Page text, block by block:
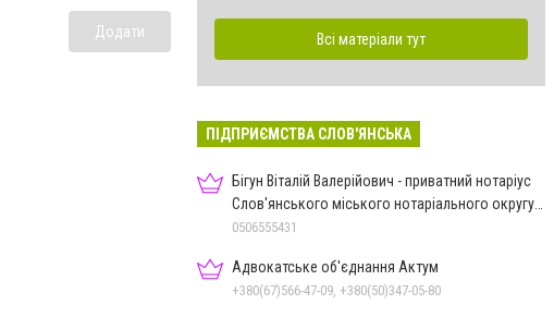
Додати Всі матеріали тут
ПІДПРИЄМСТВА СЛОВ'ЯНСЬКА
Бігун Віталій Валерійович - приватний нотаріус
Слов'янського міського нотаріального округу
Дон.обл.
0506555431
Адвокатське об'єднання Актум
+380(67)566-47-09, +380(50)347-05-80